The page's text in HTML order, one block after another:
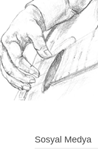
Sosyal Medya